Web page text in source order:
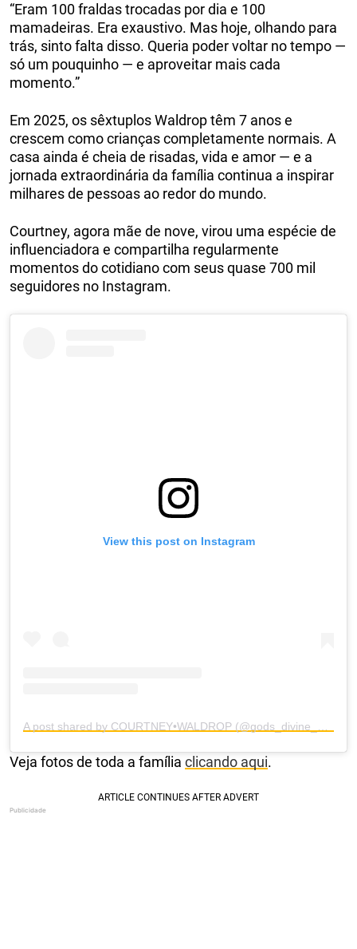
“Eram 100 fraldas trocadas por dia e 100
mamadeiras. Era exaustivo. Mas hoje, olhando para
trás, sinto falta disso. Queria poder voltar no tempo —
só um pouquinho — e aproveitar mais cada
momento.”
Em 2025, os sêxtuplos Waldrop têm 7 anos e
crescem como crianças completamente normais. A
casa ainda é cheia de risadas, vida e amor — e a
jornada extraordinária da família continua a inspirar
milhares de pessoas ao redor do mundo.
Courtney, agora mãe de nove, virou uma espécie de
influenciadora e compartilha regularmente
momentos do cotidiano com seus quase 700 mil
seguidores no Instagram.
View this post on Instagram
Veja fotos de toda a família clicando aqui.